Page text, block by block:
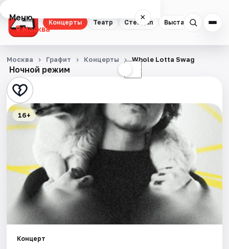
Концерты Театр Стендап Выставки
Меню ×
Москва
Концерты
Театр
Стендап
Выставки
Экскурсии
Спорт
Ночной режим ☾
Москва Графит Концерты Whole Lotta Swag
16+
Концерт